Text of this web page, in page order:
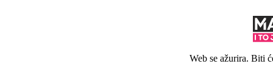
Web se ažurira. Biti